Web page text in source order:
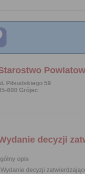
Piłsudskiego 59
600 Grójec
decyzji
opis
Wydanie decyzji